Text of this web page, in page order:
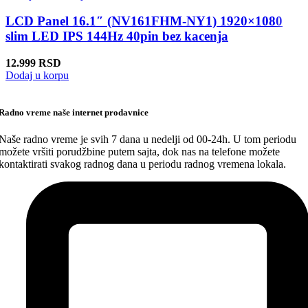
LCD Panel 16.1″ (NV161FHM-NY1) 1920×1080
slim LED IPS 144Hz 40pin bez kacenja
12.999 RSD
Dodaj u korpu
vreme naše internet prodavnice
radno vreme je svih 7 dana u nedelji od 00-24h. U tom periodu
vršiti porudžbine putem sajta, dok nas na telefone možete
svakog radnog dana u periodu radnog vremena lokala.